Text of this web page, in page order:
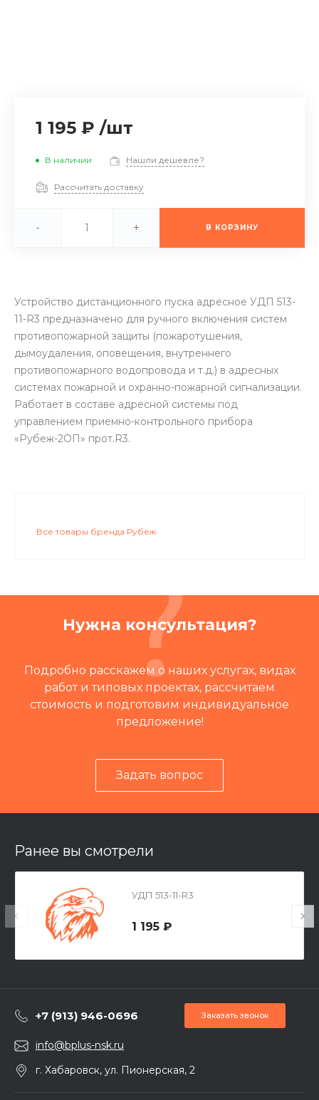
1 195 ₽ /шт
В наличии Нашли дешевле?
Рассчитать доставку
- + В КОРЗИНУ
Устройство дистанционного пуска адресное УДП 513-
11-R3 предназначено для ручного включения систем
противопожарной защиты (пожаротушения,
дымоудаления, оповещения, внутреннего
противопожарного водопровода и т.д.) в адресных
системах пожарной и охранно-пожарной сигнализации.
Работает в составе адресной системы под
управлением приемно-контрольного прибора
«Рубеж-2ОП» прот.R3.
Все товары бренда Рубеж
Нужна консультация?
Подробно расскажем о наших услугах, видах
работ и типовых проектах, рассчитаем
стоимость и подготовим индивидуальное
предложение!
Задать вопрос
Ранее вы смотрели
УДП 513-11-R3
1 195 ₽
+7 (913) 946-0696 Заказать звонок
info@bplus-nsk.ru
г. Хабаровск, ул. Пионерская, 2